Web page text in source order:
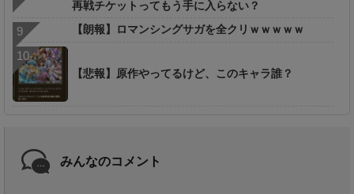
再戦チケットってもう手に入らない？
【朗報】ロマンシングサガを全クリｗｗｗｗｗ
【悲報】原作やってるけど、このキャラ誰？
みんなのコメント